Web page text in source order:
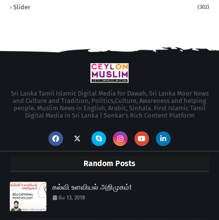
Slider (302)
Sri Lanka Tamil Islamic Digital Media for Dawah, Sri Lanka Moor News
and Culture and Tradition, Politics,Culture, Awareness and helping
people. Muslim News in English, Arabic, Sinhala. First Islamic Tamil
Digital Media in Sri Lanka | Sonkar's Rich Content Platform
Random Posts
கல்வி உளவியல் அறிமுகம்!
மே 13, 2018